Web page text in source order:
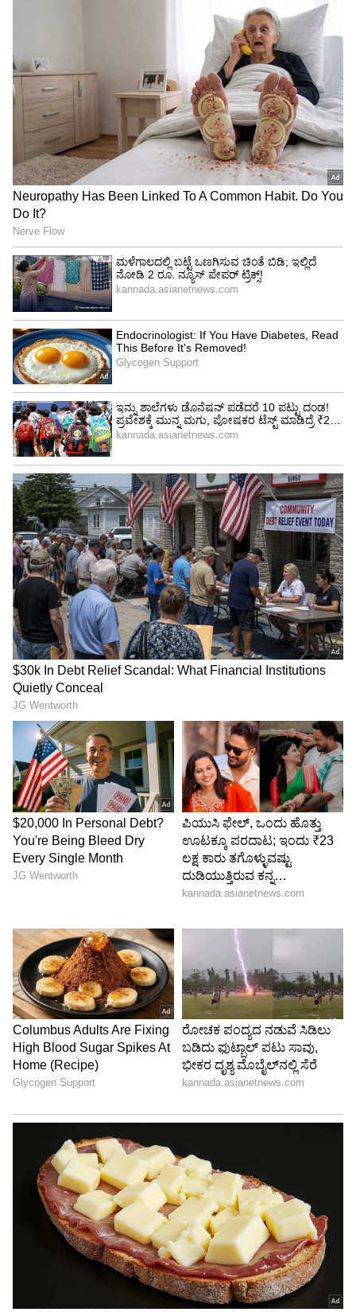
ಸಿದ್ದಗಂಗಾ ಮಠದ ಸನಿಹದಲ್ಲೇ ಇರುವ ದೇವರಾಯಪಟ್ಟಣ
ಕೆರೆಗೆ, ಕೆಐಎಡಿಬಿ ಪೈಪ್ ಲೈನ್ ಮೂಲಕ ಹೊನ್ನೆನಹಳ್ಳಿಯಿಂದ
ಪ್ರಾಯೋಗಿಕವಾಗಿ ನೀರು ಹರಿಸಿದೆ. ಈ ಯೋಜನೆ
ಪರಿಪೂರ್ಣವಾಗಿ ಜಾರಿಯಾದರೆ ಸಿದ್ದಗಂಗಾ ಮಠ ಸೇರಿದಂತೆ
ದೇವರಾಯಪಟ್ಟಣ, ಮಾದನಾಯಕನ ಪಾಳ್ಯ, ಕುಂದೂರು
ಗ್ರಾಮಕ್ಕೆ ನೀರು ಪೂರೈಕೆ ಆಗಲಿದೆ. ಇಲ್ಲಿವರೆಗೆ
ಪ್ರಾಯೋಗಿಕವಾಗಿ ಅಷ್ಟೇ ನೀರು ಹರಿಸಲಾಗಿದೆ. ಈ
ಗ್ರಾಮಗಳಿಗೆ ವಿತರಣೆ ಆಗುತ್ತಿಲ್ಲ. ಇದಕ್ಕೆ ವೆಚ್ಚವಾದ ವಿದ್ಯುತ್
ಬಿಲ್ ಅನ್ನು ಸಿದ್ದಗಂಗಾ ಮಠ ಪಾವತಿಸಬೇಕು ಎಂದು
ಕೆಐಎಡಿಬಿ ಬರೆದಿರುವ ಪತ್ರ ಈಗ ವಿವಾದಕ್ಕೆ ಕಾರಣವಾಗಿತ್ತು.
ಇದೀಗ ಈ ವಿವಾದಕ್ಕೆ ಸ್ವತಃ ಕೈಗಾರಿಕಾ ಸಚಿವ ಎಂ.ಬಿ.
ಪಾಟೀಲ ಅವರ ಅಂತ್ಯ ಹಾಡಿದ್ದಾರೆ.
ಇದನ್ನೂ ಓದಿ:ಸುವರ್ಣ ಸೌಧದೊಳಗೆ ನುಗ್ಗಿ ಸಿ.ಟಿ. ರವಿ
ಅರೆಸ್ಟ್ ಮಾಡಿ, ಎತ್ಹಾಕೊಂಡು ಹೋದ ಪೊಲೀಸರು!
ಕನಕೋತ್ಸವದಲ್ಲಿ ರಿಷಬ್ ಶೆಟ್ಟಿ | Rishab
Shetty speech | Suvarna News
ಶೇ.50 ರಿಂದ ಶೇ.18 ಕ್ಕೆ TAX ಇಳಿಕೆ: ಮೋದಿ-
ಟ್ರಂಪ್ ಐತಿಹಾಸಿಕ ಒಪ್ಪಂದ | India US
Trade Deal | Party Rounds